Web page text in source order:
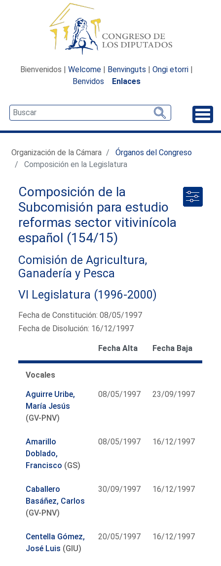
Bienvenidos | Welcome | Benvinguts | Ongi etorri |
Benvidos
Enlaces
Organización de la Cámara
Órganos del Congreso
Composición en la Legislatura
Composición de la
Subcomisión para estudio
reformas sector vitivinícola
español (154/15)
Comisión de Agricultura,
Ganadería y Pesca
VI Legislatura (1996-2000)
Fecha de Constitución: 08/05/1997
Fecha de Disolución: 16/12/1997
Fecha Alta Fecha Baja
Vocales
Aguirre Uribe,
María Jesús
(GV-PNV)
08/05/1997 23/09/1997
Amarillo
Doblado,
Francisco (GS)
08/05/1997 16/12/1997
Caballero
Basáñez, Carlos
(GV-PNV)
30/09/1997 16/12/1997
Centella Gómez,
José Luis (GIU)
20/05/1997 16/12/1997